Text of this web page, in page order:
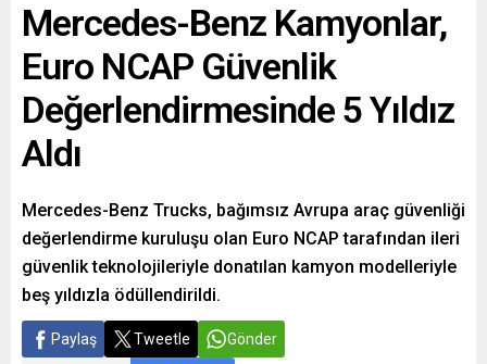
Mercedes-Benz Kamyonlar,
Euro NCAP Güvenlik
Değerlendirmesinde 5 Yıldız
Aldı
Mercedes-Benz Trucks, bağımsız Avrupa araç güvenliği
değerlendirme kuruluşu olan Euro NCAP tarafından ileri
güvenlik teknolojileriyle donatılan kamyon modelleriyle
beş yıldızla ödüllendirildi.
Paylaş Tweetle Gönder